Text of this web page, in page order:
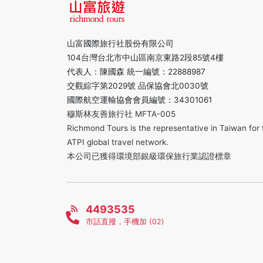
山富國際旅行社股份有限公司
104台灣台北市中山區南京東路2段85號4樓
代表人：陳國森 統一編號：22888987
交觀綜字第2029號 品保協會北0030號
國際航空運輸協會會員編號：34301061
穆斯林友善旅行社 MFTA-005
Richmond Tours is the representative in Taiwan for
ATPI global travel network.
本公司已獲得環境部銀級環保旅行業認證標章
4493535
市話直撥，手機加 (02)